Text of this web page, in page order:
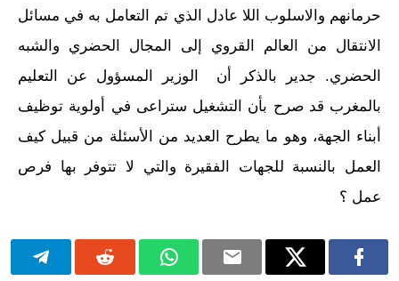
حرمانهم والاسلوب اللا عادل الذي تم التعامل به في مسائل
الانتقال من العالم القروي إلى المجال الحضري والشبه
الحضري. جدير بالذكر أن الوزير المسؤول عن التعليم
بالمغرب قد صرح بأن التشغيل ستراعى في أولوية توظيف
أبناء الجهة، وهو ما يطرح العديد من الأسئلة من قبيل كيف
العمل بالنسبة للجهات الفقيرة والتي لا تتوفر بها فرص
عمل ؟